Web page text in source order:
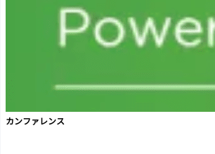
カンファレンス